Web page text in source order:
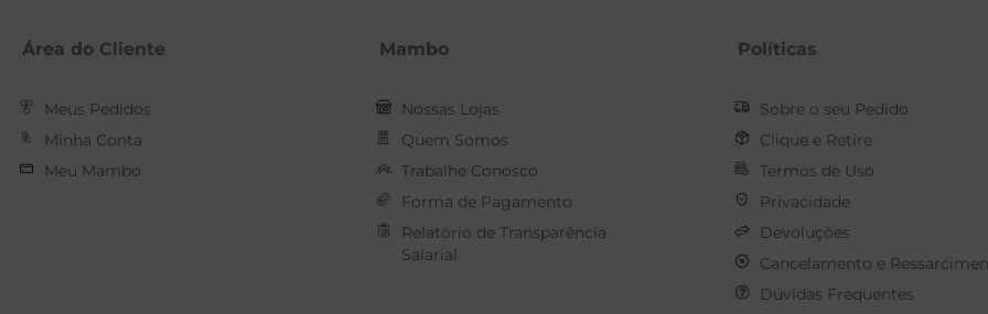
Área do Cliente
Meus Pedidos
Minha Conta
Meu Mambo
Mambo
Nossas Lojas
Quem Somos
Trabalhe Conosco
Forma de Pagamento
Relatório de Transparência
Salarial
Políticas
Sobre o seu Pedido
Clique e Retire
Termos de Uso
Privacidade
Devoluções
Cancelamento e
Dúvidas Frequentes